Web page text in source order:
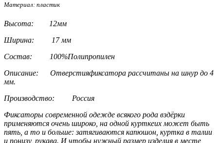
Материал: пластик
Высота: 12мм
Ширина: 17 мм
Состав: 100%Полипропилен
Описание: Отверстияфиксатора рассчитаны на шнур до 4
мм.
Производство: Россия
Фиксаторы современной одежде всякого рода вздёрки
применяются очень широко, на одной курткеих может быть
пять, а то и больше: затягиваются капюшон, куртка в талии
и понизу, рукава. И чтобы нужный размер изделия в месте